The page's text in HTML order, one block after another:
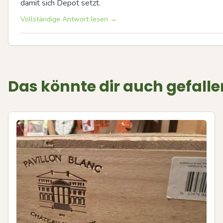
damit sich Depot setzt.
Vollständige Antwort lesen →
Das könnte dir auch